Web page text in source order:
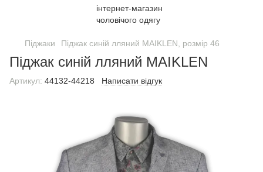
Піджаки Піджак синій лляний MAIKLEN, розмір 46
Піджак синій лляний MAIKLEN
Артикул: 44132-44218 Написати відгук